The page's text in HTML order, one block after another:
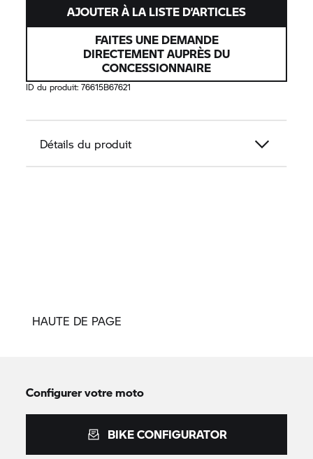
AJOUTER À LA LISTE D’ARTICLES
FAITES UNE DEMANDE
DIRECTEMENT AUPRÈS DU
CONCESSIONNAIRE
ID du produit:76615B67621
Détails du produit
HAUTE DE PAGE
Configurer votre moto
BIKE CONFIGURATOR